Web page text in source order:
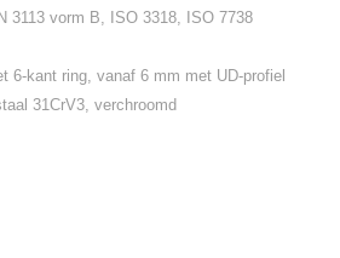
3113 vorm B, ISO 3318, ISO 7738
6-kant ring, vanaf 6 mm met UD-profiel
31CrV3, verchroomd